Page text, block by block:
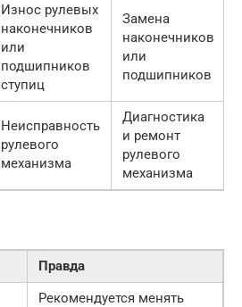
Износ рулевых
наконечников
или
подшипников
ступиц
Замена
наконечников
или
подшипников
Неисправность
рулевого
механизма
Диагностика
и ремонт
рулевого
механизма
Правда
Рекомендуется менять